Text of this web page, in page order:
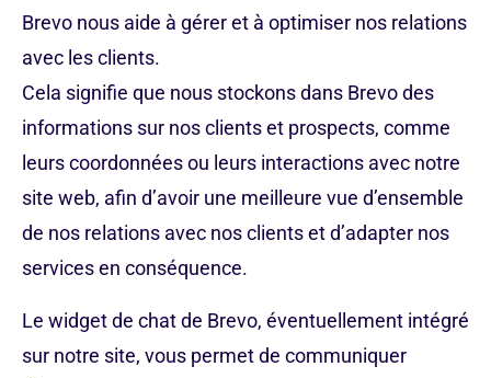
Brevo nous aide à gérer et à optimiser nos relations
avec les clients.
Cela signifie que nous stockons dans Brevo des
informations sur nos clients et prospects, comme
leurs coordonnées ou leurs interactions avec notre
site web, afin d’avoir une meilleure vue d’ensemble
de nos relations avec nos clients et d’adapter nos
services en conséquence.
Le widget de chat de Brevo, éventuellement intégré
sur notre site, vous permet de communiquer